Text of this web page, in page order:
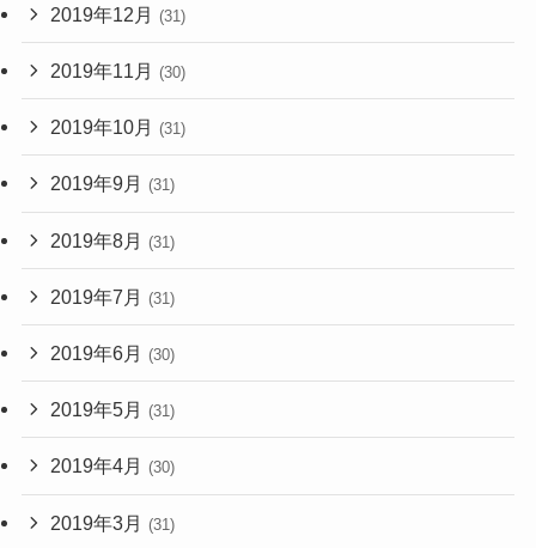
2019年12月 (31)
2019年11月 (30)
2019年10月 (31)
2019年9月 (31)
2019年8月 (31)
2019年7月 (31)
2019年6月 (30)
2019年5月 (31)
2019年4月 (30)
2019年3月 (31)